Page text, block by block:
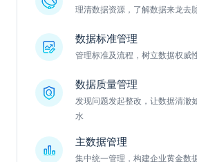
理清数据资源，了解数据来龙去
数据标准管理
管理标准及流程，树立数据权威
数据质量管理
发现问题发起整改，让数据清澈
水
主数据管理
集中统一管理，构建企业黄金数